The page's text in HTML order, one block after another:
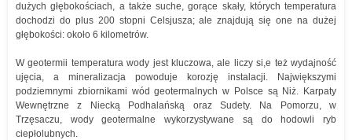
dużych głębokościach, a także suche, gorące skały, których temperatura
dochodzi do plus 200 stopni Celsjusza; ale znajdują się one na dużej
głębokości: około 6 kilometrów.
W geotermii temperatura wody jest kluczowa, ale liczy si,e też wydajność
ujęcia, a mineralizacja powoduje korozję instalacji. Największymi
podziemnymi zbiornikami wód geotermalnych w Polsce są Niż. Karpaty
Wewnętrzne z Niecką Podhalańską oraz Sudety. Na Pomorzu, w
Trzęsaczu, wody geotermalne wykorzystywane są do hodowli ryb
ciepłolubnych.